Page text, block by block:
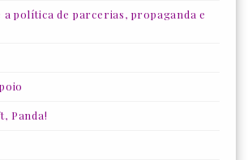
a política de parcerias, propaganda e
Panda!